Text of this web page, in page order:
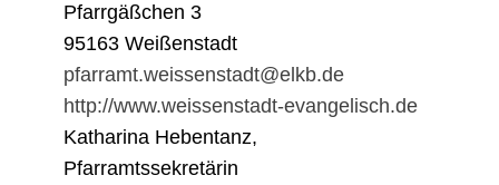
Pfarrgäßchen 3
95163 Weißenstadt
pfarramt.weissenstadt@elkb.de
http://www.weissenstadt-evangelisch.de
Katharina Hebentanz,
Pfarramtssekretärin